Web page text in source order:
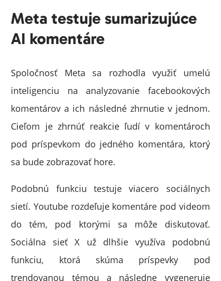
Meta testuje sumarizujúce
AI komentáre
Spoločnosť Meta sa rozhodla využiť umelú
inteligenciu na analyzovanie facebookových
komentárov a ich následné zhrnutie v jednom.
Cieľom je zhrnúť reakcie ľudí v komentároch
pod príspevkom do jedného komentára, ktorý
sa bude zobrazovať hore.
Podobnú funkciu testuje viacero sociálnych
sietí. Youtube rozdeľuje komentáre pod videom
do tém, pod ktorými sa môže diskutovať.
Sociálna sieť X už dlhšie využíva podobnú
funkciu, ktorá skúma príspevky pod
trendovanou témou a následne vygeneruje